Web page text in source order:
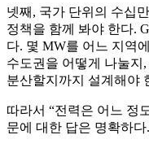
넷째, 국가 단위의 수십
정책을 함께 봐야 한다.
다. 몇 MW를 어느 지역
수도권을 어떻게 나눌지
분산할지까지 설계해야
따라서 “전력은 어느 정
문에 대한 답은 명확하다.